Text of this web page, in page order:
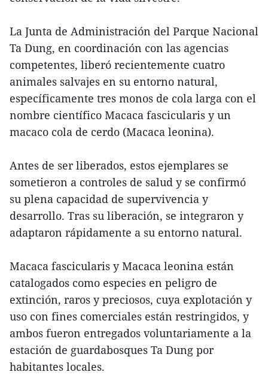
La Junta de Administración del Parque Nacional
Ta Dung, en coordinación con las agencias
competentes, liberó recientemente cuatro
animales salvajes en su entorno natural,
específicamente tres monos de cola larga con el
nombre científico Macaca fascicularis y un
macaco cola de cerdo (Macaca leonina).
Antes de ser liberados, estos ejemplares se
sometieron a controles de salud y se confirmó
su plena capacidad de supervivencia y
desarrollo. Tras su liberación, se integraron y
adaptaron rápidamente a su entorno natural.
Macaca fascicularis y Macaca leonina están
catalogados como especies en peligro de
extinción, raros y preciosos, cuya explotación y
uso con fines comerciales están restringidos, y
ambos fueron entregados voluntariamente a la
estación de guardabosques Ta Dung por
habitantes locales.